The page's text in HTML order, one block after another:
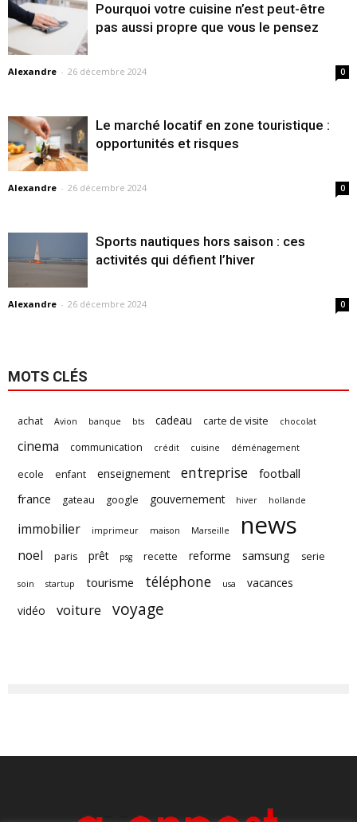
Pourquoi votre cuisine n’est peut-être
pas aussi propre que vous le pensez
Alexandre - 26 décembre 2024 0
Le marché locatif en zone touristique :
opportunités et risques
Alexandre - 26 décembre 2024 0
Sports nautiques hors saison : ces
activités qui défient l’hiver
Alexandre - 26 décembre 2024 0
MOTS CLÉS
achat Avion banque bts cadeau carte de visite chocolat
cinema communication crédit cuisine déménagement
ecole enfant enseignement entreprise
football
france
gateau google gouvernement hiver hollande
immobilier imprimeur maison Marseille news
noel paris prêt psg recette reforme samsung serie
soin startup tourisme téléphone usa
vacances
vidéo
voiture voyage